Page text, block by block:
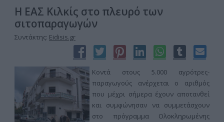
Η ΕΑΣ Κιλκίς στο πλευρό των
σιτοπαραγωγών
Συντάκτης: Eidisis.gr
Κοντά στους 5.000 αγρότρες-
παραγωγούς ανέρχεται ο αριθμός
που μέχρι σήμερα έχουν αποτανθεί
και συμφώνησαν να συμμετάσχουν
στο πρόγραμμα Ολοκληρωμένης